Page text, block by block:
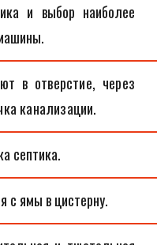
и выбор наиболее
в отверстие, через
канализации.
септика.
с ямы в цистерну.